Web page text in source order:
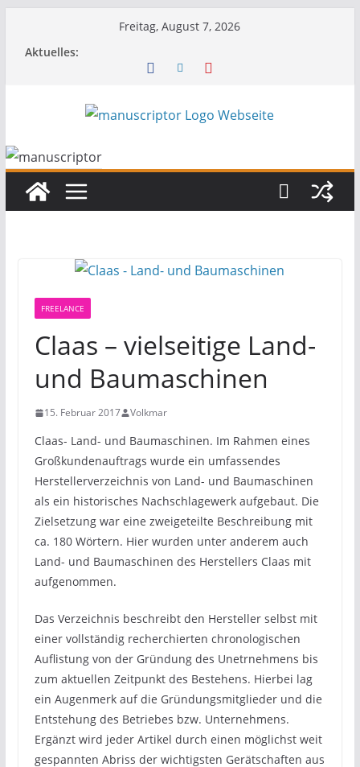
Freitag, August 7, 2026
Aktuelles:
FREELANCE
Claas – vielseitige Land-
und Baumaschinen
15. Februar 2017 Volkmar
Claas- Land- und Baumaschinen. Im Rahmen eines
Großkundenauftrags wurde ein umfassendes
Herstellerverzeichnis von Land- und Baumaschinen
als ein historisches Nachschlagewerk aufgebaut. Die
Zielsetzung war eine zweigeteilte Beschreibung mit
ca. 180 Wörtern. Hier wurden unter anderem auch
Land- und Baumaschinen des Herstellers Claas mit
aufgenommen.
Das Verzeichnis beschreibt den Hersteller selbst mit
einer vollständig recherchierten chronologischen
Auflistung von der Gründung des Unetrnehmens bis
zum aktuellen Zeitpunkt des Bestehens. Hierbei lag
ein Augenmerk auf die Gründungsmitglieder und die
Entstehung des Betriebes bzw. Unternehmens.
Ergänzt wird jeder Artikel durch einen möglichst weit
gespannten Abriss der wichtigsten Gerätschaften aus